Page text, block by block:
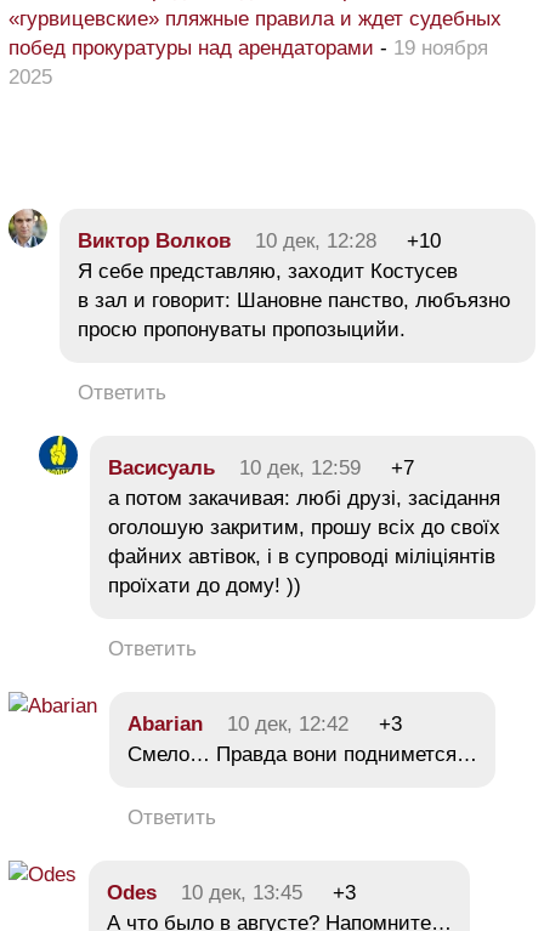
«гурвицевские» пляжные правила и ждет судебных
побед прокуратуры над арендаторами - 19 ноября
2025
Виктор Волков 10 дек, 12:28
+10
Я себе представляю, заходит Костусев
в зал и говорит: Шановне панство, любъязно
просю пропонуваты пропозыцийи.
Ответить
Васисуаль 10 дек, 12:59
+7
а потом закачивая: любі друзі, засідання
оголошую закритим, прошу всіх до своїх
файних автівок, і в супроводі міліціянтів
проїхати до дому! ))
Ответить
Abarian 10 дек, 12:42
+3
Смело… Правда вони поднимется…
Ответить
Odes 10 дек, 13:45
+3
А что было в августе? Напомните…